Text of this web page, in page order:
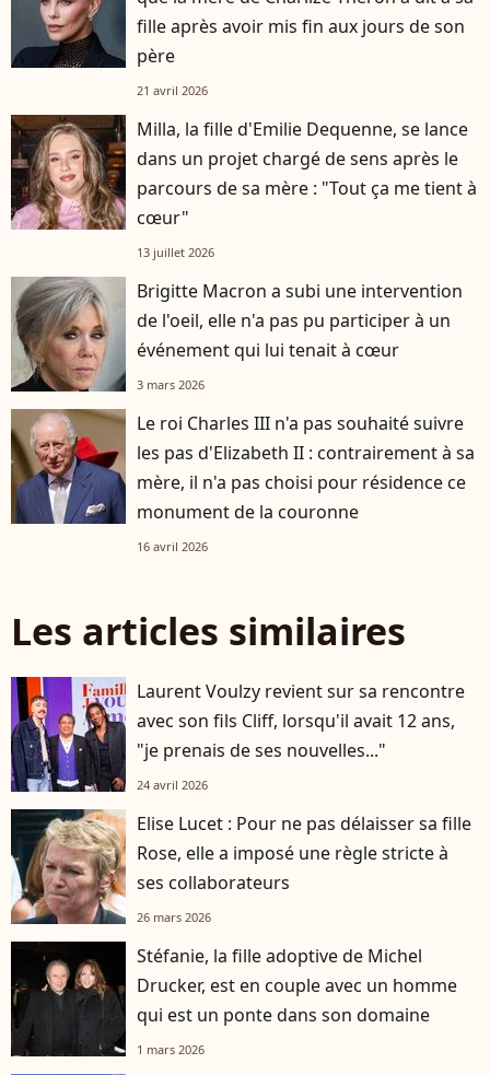
fille après avoir mis fin aux jours de son
père
21 avril 2026
Milla, la fille d'Emilie Dequenne, se lance
dans un projet chargé de sens après le
parcours de sa mère : "Tout ça me tient à
cœur"
13 juillet 2026
Brigitte Macron a subi une intervention
de l'oeil, elle n'a pas pu participer à un
événement qui lui tenait à cœur
3 mars 2026
Le roi Charles III n'a pas souhaité suivre
les pas d'Elizabeth II : contrairement à sa
mère, il n'a pas choisi pour résidence ce
monument de la couronne
16 avril 2026
Les articles similaires
Laurent Voulzy revient sur sa rencontre
avec son fils Cliff, lorsqu'il avait 12 ans,
"je prenais de ses nouvelles..."
24 avril 2026
Elise Lucet : Pour ne pas délaisser sa fille
Rose, elle a imposé une règle stricte à
ses collaborateurs
26 mars 2026
Stéfanie, la fille adoptive de Michel
Drucker, est en couple avec un homme
qui est un ponte dans son domaine
1 mars 2026